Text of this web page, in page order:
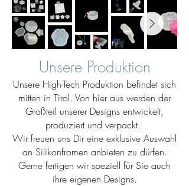
Unsere Produktion
Unsere High-Tech Produktion befindet sich
mitten in Tirol. Von hier aus werden der
Großteil unserer Designs entwickelt,
produziert und verpackt.
Wir freuen uns Dir eine exklusive Auswahl
an Silikonfromen anbieten zu dürfen.
Gerne fertigen wir speziell für Sie auch
ihre eigenen Designs.